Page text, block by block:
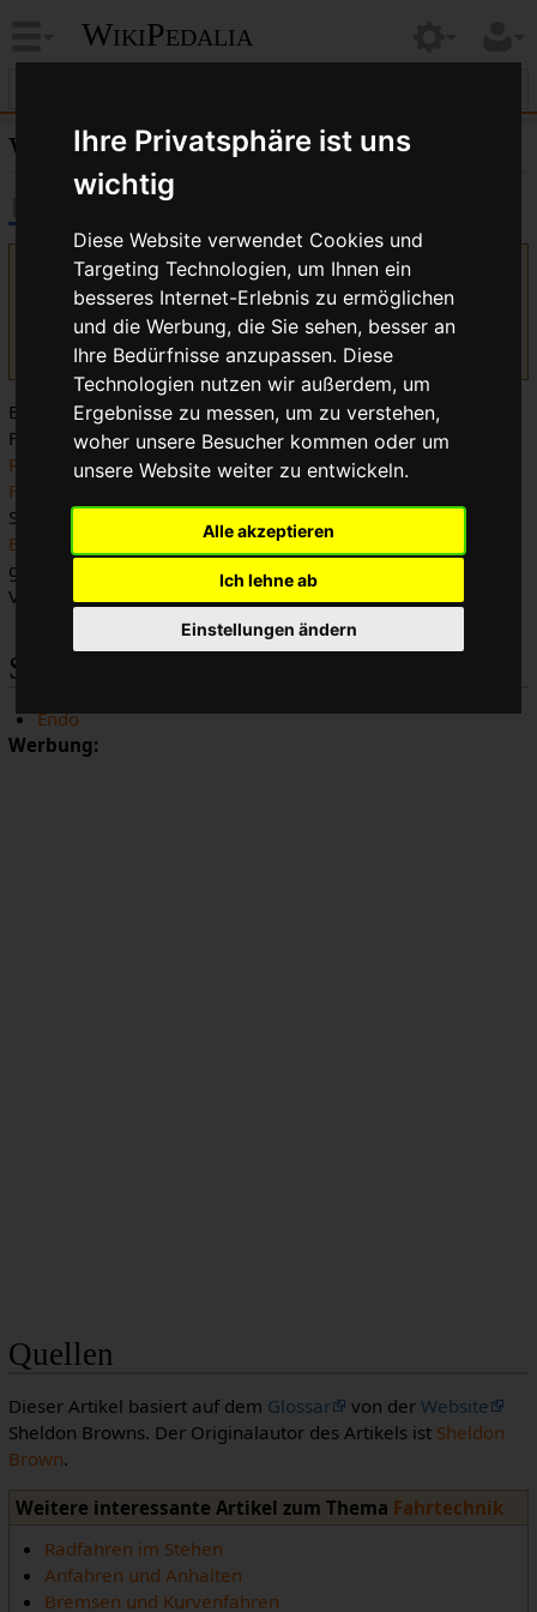
Ihre Privatsphäre ist uns
wichtig
Diese Website verwendet Cookies und
Targeting Technologien, um Ihnen ein
besseres Internet-Erlebnis zu ermöglichen
und die Werbung, die Sie sehen, besser an
Ihre Bedürfnisse anzupassen. Diese
Technologien nutzen wir außerdem, um
Ergebnisse zu messen, um zu verstehen,
woher unsere Besucher kommen oder um
unsere Website weiter zu entwickeln.
Alle akzeptieren
Ich lehne ab
Einstellungen ändern
WikiPedalia
Wheelie
Version vom 30. November 2018, 10:24 Uhr vonBikegeissel
Diskussion| Beiträge)(Kategorie in Vorlage)
Unterschied)← Nächstältere Version| Aktuelle Version
(Unterschied) | Nächstjüngere Version → (Unterschied)
Ein Wheeliebezeichnet dasFahren auf dem Hinterrad
Fahrrads. Das Ganze wird durch die Kombination von
Pedalschubund Gewichtsverlagerung erreicht. Ein geübter
Freestyler
Schwerpunkt so weit verlagern, dass er das Fahrrad wie ein
Einrad
bewegen kann. Wheelies erzeugen vergleichsweise
große Last auf die
Federgabeldes Fahrrads, wenn das
Vorderrad wieder zurück auf den Boden fällt.
Siehe auch
Endo
Werbung:
Quellen
Dieser Artikel basiert auf dem Glossar von der Website
Sheldon Browns. Der Originalautor des Artikels ist Sheldon
Brown.
Weitere interessante Artikel zum Thema Fahrtechnik
Radfahren im Stehen
Anfahren und Anhalten
Bremsen und Kurvenfahren